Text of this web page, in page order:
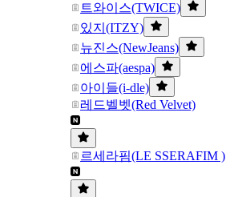
트와이스(TWICE)
있지(ITZY)
뉴진스(NewJeans)
에스파(aespa)
아이들(i-dle)
레드벨벳(Red Velvet)
르세라핌(LE SSERAFIM )